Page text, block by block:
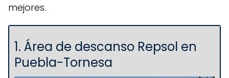
mejores.
1. Área de descanso Repsol en
Puebla-Tornesa